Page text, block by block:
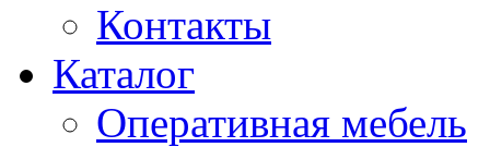
Контакты
Каталог
Оперативная мебель